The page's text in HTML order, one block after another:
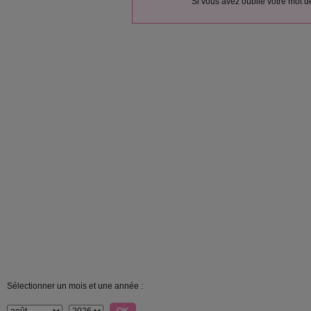
Sélectionner un mois et une année :